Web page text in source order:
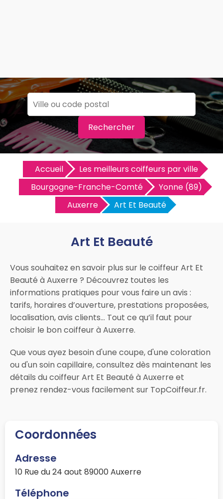
Rechercher
Accueil
Les meilleurs coiffeurs par ville
Bourgogne-Franche-Comté
Yonne (89)
Auxerre
Art Et Beauté
Art Et Beauté
Vous souhaitez en savoir plus sur le coiffeur Art Et
Beauté à Auxerre ? Découvrez toutes les
informations pratiques pour vous faire un avis :
tarifs, horaires d’ouverture, prestations proposées,
localisation, avis clients… Tout ce qu’il faut pour
choisir le bon coiffeur à Auxerre.
Que vous ayez besoin d'une coupe, d'une coloration
ou d'un soin capillaire, consultez dès maintenant les
détails du coiffeur Art Et Beauté à Auxerre et
prenez rendez-vous facilement sur TopCoiffeur.fr.
Coordonnées
Adresse
10 Rue du 24 aout 89000 Auxerre
Téléphone